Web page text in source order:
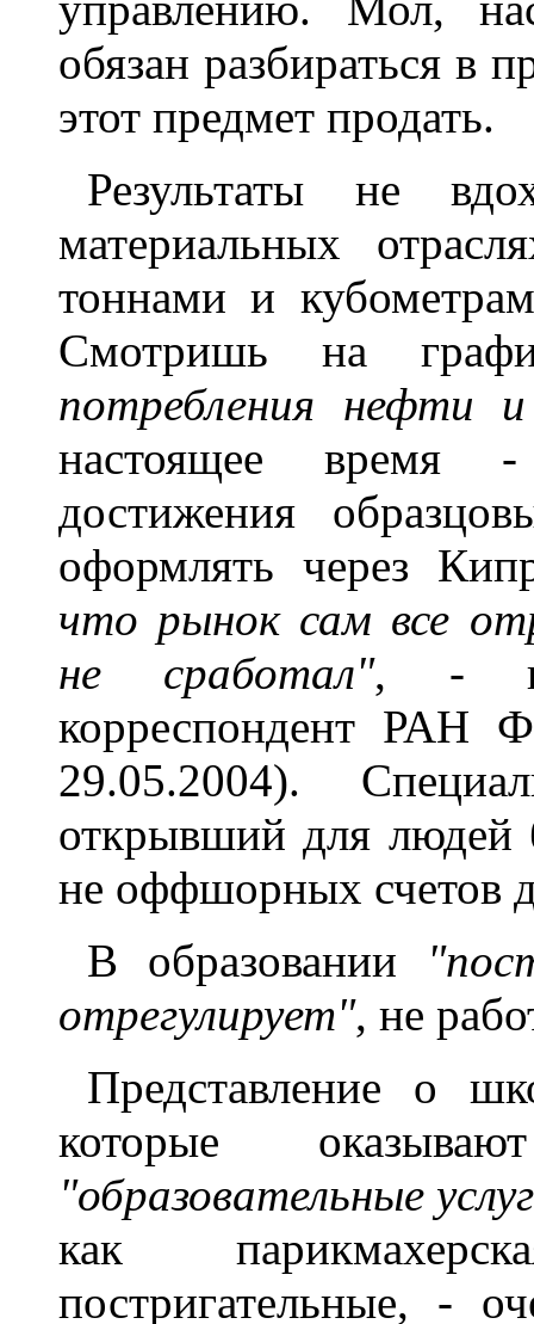
обязан разбираться в
этот предмет продать.
Результаты не
материальных
тоннами и
Смотришь на
потребления нефти
настоящее время
достижения
оформлять через
что рынок сам все
не сработал", -
корреспондент РАН
29.05.2004).
открывший для людей
не оффшорных счетов
В образовании
отрегулирует", не
Представление о
которые
"образовательные
как
постригательные, -